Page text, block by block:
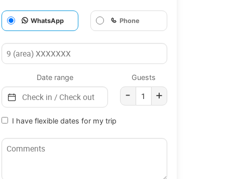
WhatsApp Phone
Date range Guests
- +
I have flexible dates for my trip